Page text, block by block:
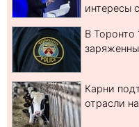
интересы
В Торонто
Карни
отрасли